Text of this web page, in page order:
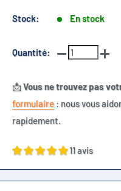
Stock: En stock
Quantité:
📩Vous ne trouvez pas
formulaire : nous vous
rapidement.
11 avis